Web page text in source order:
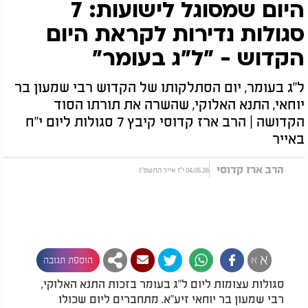
היום שמסוגל לישועות: 7
סגולות נדירות לקראת היום
הקדוש - "ל"ג בעומר"
ל"ג בעומר, יום הסתלקותו של הקדוש רבי שמעון בר
יוחאי, התנא האלוקי, שהשרה את תורתו הסוד
הקדושה | הרב ארז קדוסי קיבץ 7 סגולות ליום י"ח
באייר
הרב ארז קדוסי 04.05.26 י"ז אייר התשפ"ו
א א הוספת תגובה
סגולות עצומות ליום ל"ג בעומר בזכות התנא האלוקי,
רבי שמעון בר יוחאי זיע"א. מתחברים ליום שכולו